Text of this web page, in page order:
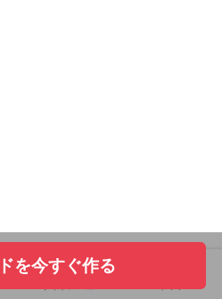
を今すぐ作る